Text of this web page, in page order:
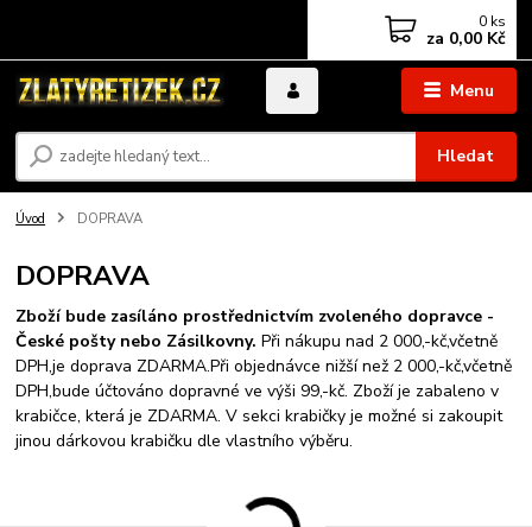
Menu
Hledat
0 ks
za 0,00 Kč
Úvod DOPRAVA
DOPRAVA
Zboží bude zasíláno prostřednictvím zvoleného dopravce -
České pošty nebo Zásilkovny. Při nákupu nad 2 000,-kč,včetně
DPH,je doprava ZDARMA.Při objednávce nižší než 2 000,-kč,včetně
DPH,bude účtováno dopravné ve výši 99,-kč. Zboží je zabaleno v
krabičce, která je ZDARMA. V sekci krabičky je možné si zakoupit
jinou dárkovou krabičku dle vlastního výběru.